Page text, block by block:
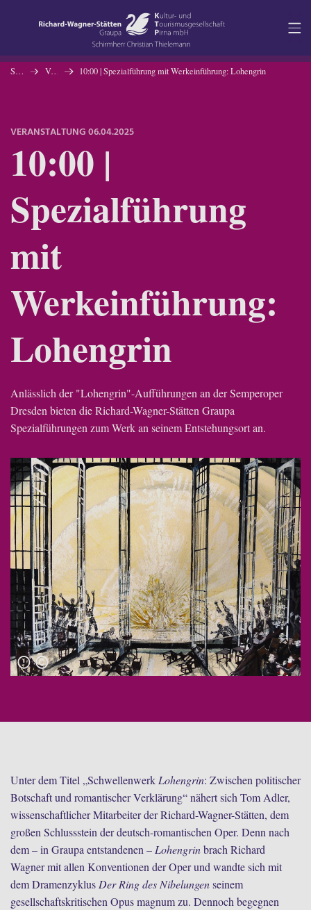
Navigation
Inhalt
Service
Startseite Veranstaltungen 10:00 | Spezialführung mit Werkeinführung: Lohengrin
VERANSTALTUNG06.04.2025
10:00 |
Spezialführung
mit
Werkeinführung:
Lohengrin
Anlässlich der "Lohengrin"-Aufführungen an der Semperoper
Dresden bieten die Richard-Wagner-Stätten Graupa
Spezialführungen zum Werk an seinem Entstehungsort an.
Unter dem Titel „SchwellenwerkLohengrin: Zwischen politischer
Botschaft und romantischer Verklärung“ nähert sich Tom Adler,
wissenschaftlicher Mitarbeiter der Richard-Wagner-Stätten, dem
großen Schlussstein der deutsch-romantischen Oper. Denn nach
dem – in Graupa entstandenen –Lohengrinbrach Richard
Wagner mit allen Konventionen der Oper und wandte sich mit
dem DramenzyklusDer Ring des Nibelungenseinem
gesellschaftskritischen Opus magnum zu. Dennoch begegnen